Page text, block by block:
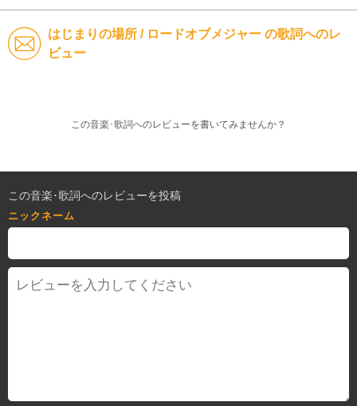
はじまりの場所 / ロードオブメジャー の歌詞へのレ
ビュー
この音楽･歌詞へのレビューを書いてみませんか？
この音楽･歌詞へのレビューを投稿
ニックネーム